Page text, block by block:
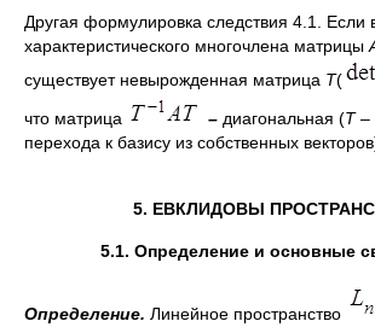
Другая формулировка следствия 4.1. Если
характеристического многочлена матрицы
существует невырожденная матрица Т(
что матрица
– диагональная (Т–
перехода к базису из собственных
5. ЕВКЛИДОВЫ
5.1. Определение и основные
Определение. Линейное пространство